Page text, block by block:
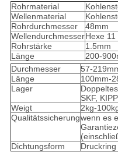
Rohrmaterial
Wellenmaterial
Rohrdurchmesser
48mm
WellendurchmesserHexe 11
Rohrstärke
1.5mm
Länge
200-
Durchmesser
57-
Länge
100mm-
Lager
SKF,
Weigt
2kg-
Qualitätssicherungwenn es
Dichtungsform
Druckring